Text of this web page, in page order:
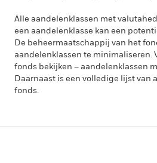
Alle aandelenklassen met
een aandelenklasse kan een
De beheermaatschappij van het
aandelenklassen te minimaliseren.
fonds bekijken – aandelenklassen
Daarnaast is een volledige lijst
fonds.